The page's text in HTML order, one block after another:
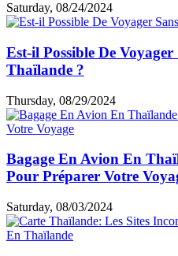
Saturday, 08/24/2024
Est-il Possible De
Thaïlande ?
Thursday, 08/29/2024
Bagage En Avion En
Pour Préparer Votre
Saturday, 08/03/2024